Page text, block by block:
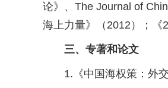
论》、The Journal of
海上力量》（2012）；《
三、专著和论文
1.《中国海权策：外